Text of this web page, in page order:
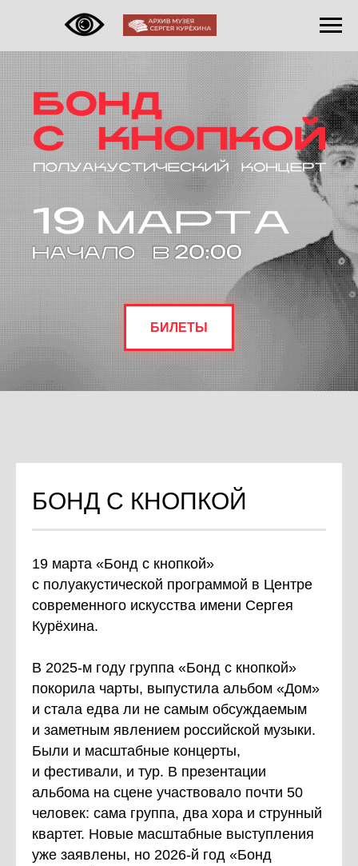
БИЛЕТЫ
БОНД С КНОПКОЙ
19 марта «Бонд с кнопкой»
c полуакустической программой в Центре
современного искусства имени Сергея
Курёхина.
В 2025-м году группа «Бонд с кнопкой»
покорила чарты, выпустила альбом «Дом»
и стала едва ли не самым обсуждаемым
и заметным явлением российской музыки.
Были и масштабные концерты,
и фестивали, и тур. В презентации
альбома на сцене участвовало почти 50
человек: сама группа, два хора и струнный
квартет. Новые масштабные выступления
уже заявлены, но 2026-й год «Бонд